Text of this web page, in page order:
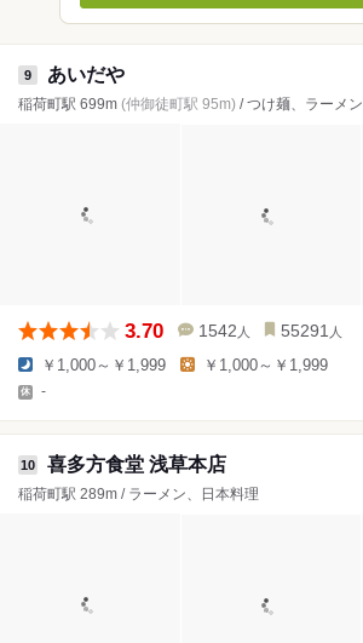
9 あいだや
稲荷町駅 699m (仲御徒町駅 95m) / つけ麺、ラーメン
3.70 1542 人 55291 人
￥1,000～￥1,999 ￥1,000～￥1,999
-
10 喜多方食堂 浅草本店
稲荷町駅 289m / ラーメン、日本料理